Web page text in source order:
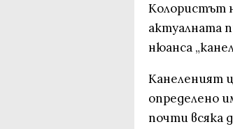
Колористът
актуалната
нюанса
Канеленият
определено
почти всяка